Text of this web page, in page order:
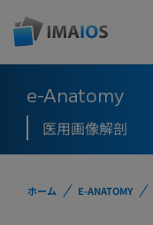
e-Anatomy
医用画像解剖
ホーム E-ANATOMY